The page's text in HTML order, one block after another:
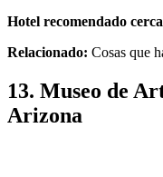
Hotel recomendado
Relacionado: Cosas que
13. Museo de
Arizona